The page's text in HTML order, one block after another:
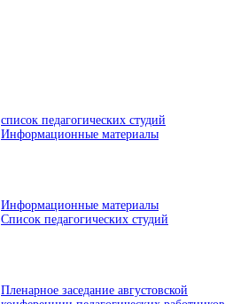
список педагогических студий
Информационные материалы
Информационные материалы
Список педагогических студий
Пленарное заседание августовской